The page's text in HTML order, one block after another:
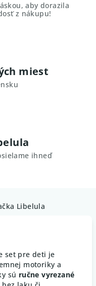
aby dorazila
z nákupu!
miest
ihneď
Libelula
set pre deti je
motoriky a
sú ručne vyrezané